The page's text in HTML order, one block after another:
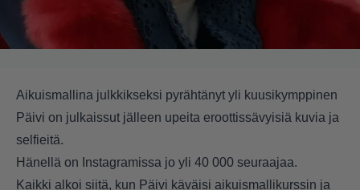
Aikuismallina julkkikseksi pyrähtänyt yli kuusikymppinen
Päivi on julkaissut jälleen upeita eroottissävyisiä kuvia ja
selfieitä.
Hänellä on Instagramissa jo yli 40 000 seuraajaa.
Kaikki alkoi siitä, kun Päivi käväisi aikuismallikurssin ja